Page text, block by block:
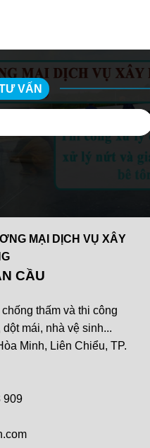
VẤN
MẠI DỊCH VỤ XÂY
CẦU
thấm và thi công
mái, nhà vệ sinh...
Minh, Liên Chiểu, TP.
909